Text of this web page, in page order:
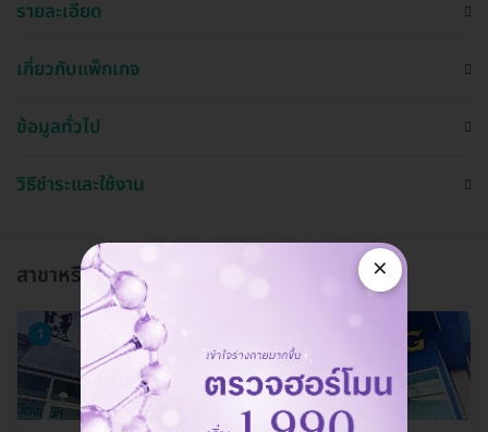
รายละเอียด
เกี่ยวกับแพ็กเกจ
ข้อมูลทั่วไป
วิธีชำระและใช้งาน
สาขาหรือแผนกที่ให้บริการ
1
×